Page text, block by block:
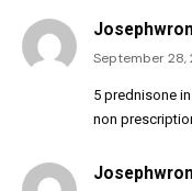
September
5 prednisone
non